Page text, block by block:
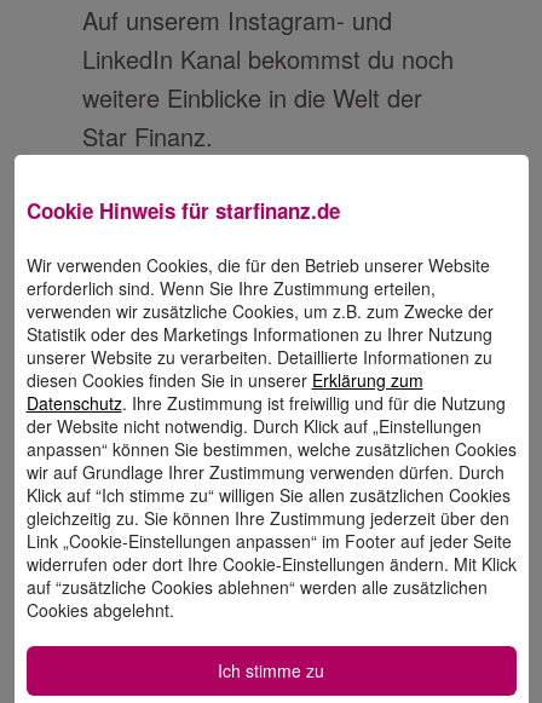
Auf unserem Instagram- und
LinkedIn Kanal bekommst du noch
weitere Einblicke in die Welt der
Star Finanz.
Mehr
erfahren
Top-Auszeichnungen
Cookie Hinweis für starfinanz.de
Wir verwenden Cookies, die für den Betrieb unserer Website
erforderlich sind. Wenn Sie Ihre Zustimmung erteilen,
verwenden wir zusätzliche Cookies, um z.B. zum Zwecke der
Statistik oder des Marketings Informationen zu Ihrer Nutzung
unserer Website zu verarbeiten. Detaillierte Informationen zu
diesen Cookies finden Sie in unserer Erklärung zum
Datenschutz. Ihre Zustimmung ist freiwillig und für die Nutzung
der Website nicht notwendig. Durch Klick auf „Einstellungen
anpassen“ können Sie bestimmen, welche zusätzlichen Cookies
wir auf Grundlage Ihrer Zustimmung verwenden dürfen. Durch
Klick auf “Ich stimme zu“ willigen Sie allen zusätzlichen Cookies
gleichzeitig zu. Sie können Ihre Zustimmung jederzeit über den
Link „Cookie-Einstellungen anpassen“ im Footer auf jeder Seite
widerrufen oder dort Ihre Cookie-Einstellungen ändern. Mit Klick
auf “zusätzliche Cookies ablehnen“ werden alle zusätzlichen
Cookies abgelehnt.
Ich stimme zu